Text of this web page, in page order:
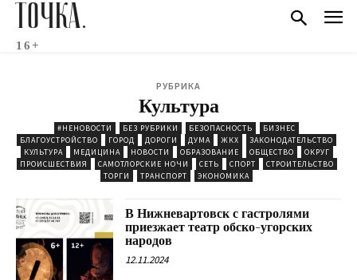
ТОЧКА.
16+
РУБРИКА
Культура
#НЕНОВОСТИ БЕЗ РУБРИКИ БЕЗОПАСНОСТЬ
БИЗНЕС
БЛАГОУСТРОЙСТВО
ГОРОД ДОРОГИ ДУМА ЖКХ
ЗАКОНОДАТЕЛЬСТВО
КУЛЬТУРА
МЕДИЦИНА НОВОСТИ ОБРАЗОВАНИЕ ОБЩЕСТВО
ОКРУГ
ПРОИСШЕСТВИЯ
САМОТЛОРСКИЕ НОЧИ СЕТЬ СПОРТ
СТРОИТЕЛЬСТВО
ТОРГИ
ТРАНСПОРТ ЭКОНОМИКА
В Нижневартовск с гастролями
приезжает театр обско-угорских
народов
12.11.2024